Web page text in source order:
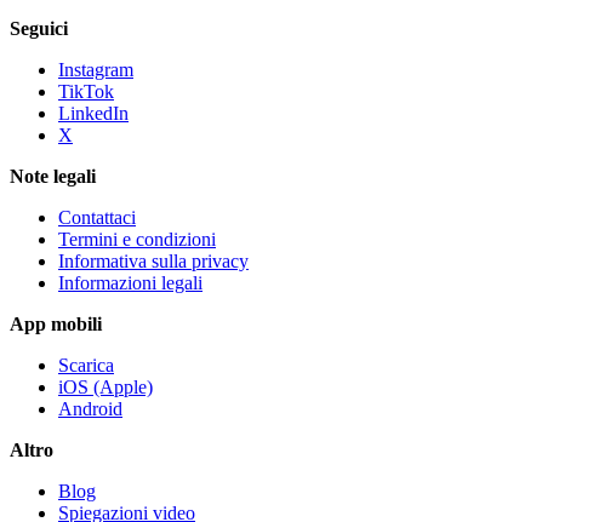
Seguici
Instagram
TikTok
LinkedIn
X
Note legali
Contattaci
Termini e condizioni
Informativa sulla privacy
Informazioni legali
App mobili
Scarica
iOS (Apple)
Android
Altro
Blog
Spiegazioni video